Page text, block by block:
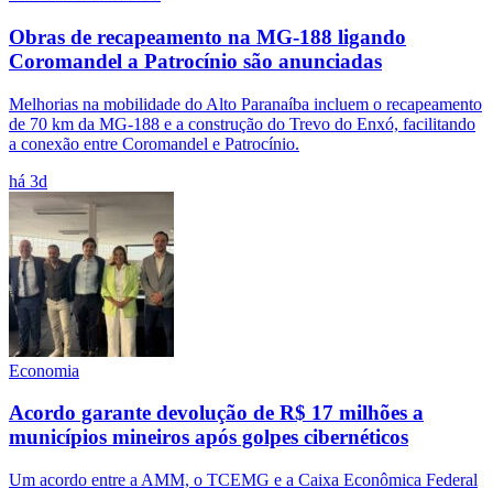
Obras de recapeamento na MG-188 ligando
Coromandel a Patrocínio são anunciadas
Melhorias na mobilidade do Alto Paranaíba incluem o recapeamento
de 70 km da MG-188 e a construção do Trevo do Enxó, facilitando
a conexão entre Coromandel e Patrocínio.
há 3d
Economia
Acordo garante devolução de R$ 17 milhões a
municípios mineiros após golpes cibernéticos
Um acordo entre a AMM, o TCEMG e a Caixa Econômica Federal